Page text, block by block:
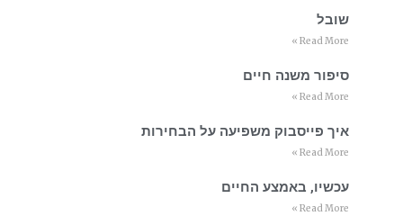
שובל
Read More »
סיפור משנה חיים
Read More »
איך פייסבוק משפיעה על הבחירות
Read More »
עכשיו, באמצע החיים
Read More »